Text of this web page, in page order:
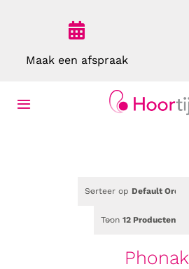
Maak een afspraak
Toggle
Over Ons
Sorteer op Default Order
Toon 12 Producten
Phonak